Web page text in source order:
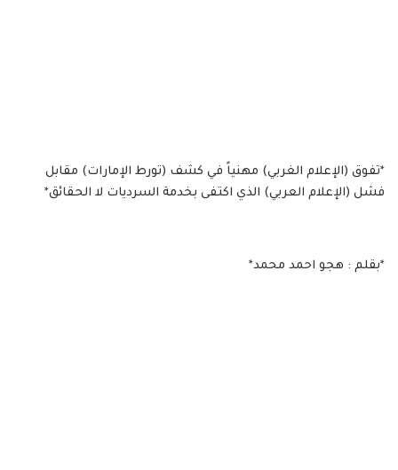
*تفوق (الإعلام الغربي) مهنياً في كشف (تورط الإمارات) مقابل
فشل (الإعلام العربي) الذي اكتفى بخدمة السرديات لا الحقائق*
*بقلم : هجو احمد محمد*